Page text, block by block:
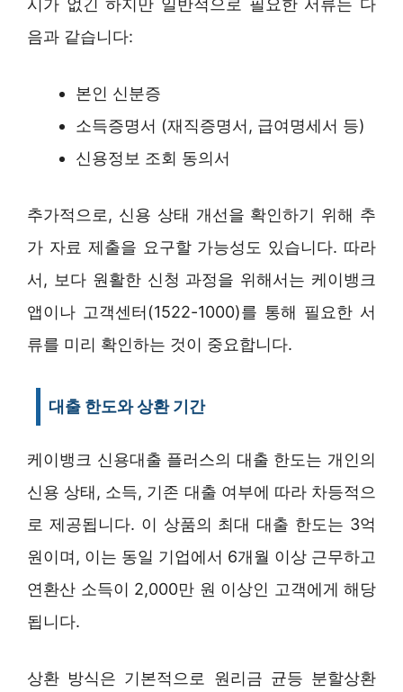
음과 같습니다:
본인 신분증
소득증명서 (재직증명서, 급여명세서 등)
신용정보 조회 동의서
추가적으로, 신용 상태 개선을 확인하기 위해 추
가 자료 제출을 요구할 가능성도 있습니다. 따라
서, 보다 원활한 신청 과정을 위해서는 케이뱅크
앱이나 고객센터(1522-1000)를 통해 필요한 서
류를 미리 확인하는 것이 중요합니다.
대출 한도와 상환 기간
케이뱅크 신용대출 플러스의 대출 한도는 개인의
신용 상태, 소득, 기존 대출 여부에 따라 차등적으
로 제공됩니다. 이 상품의 최대 대출 한도는 3억
원이며, 이는 동일 기업에서 6개월 이상 근무하고
연환산 소득이 2,000만 원 이상인 고객에게 해당
됩니다.
상환 방식은 기본적으로 원리금 균등 분할상환